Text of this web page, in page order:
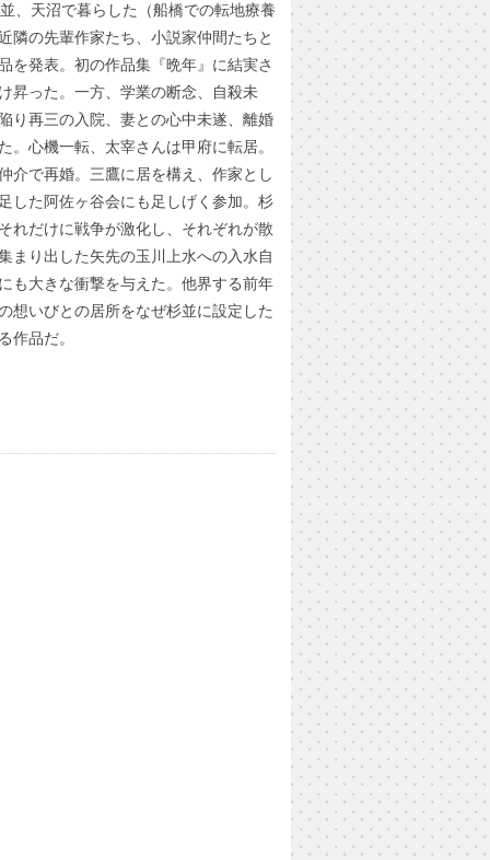
、天沼で暮らした（船橋での転地療養
隣の先輩作家たち、小説家仲間たちと
を発表。初の作品集『晩年』に結実さ
昇った。一方、学業の断念、自殺未
り再三の入院、妻との心中未遂、離婚
。心機一転、太宰さんは甲府に転居。
介で再婚。三鷹に居を構え、作家とし
した阿佐ヶ谷会にも足しげく参加。杉
れだけに戦争が激化し、それぞれが散
まり出した矢先の玉川上水への入水自
も大きな衝撃を与えた。他界する前年
想いびとの居所をなぜ杉並に設定した
作品だ。